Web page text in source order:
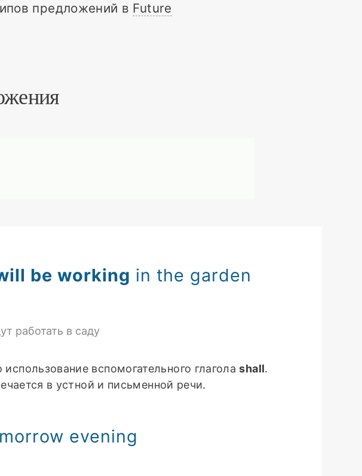
предложений в Future
be working in the garden
работать в саду
вспомогательного глаголаshall.
в устной и письменной речи.
evening